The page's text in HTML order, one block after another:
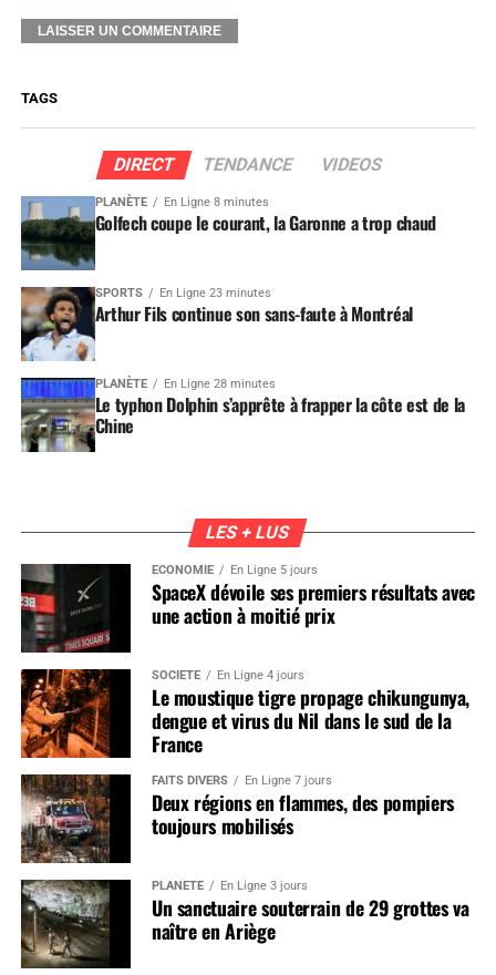
TAGS
DIRECT TENDANCE VIDEOS
PLANÈTE En Ligne 8 minutes
Golfech coupe le courant, la Garonne a trop chaud
SPORTS En Ligne 23 minutes
Arthur Fils continue son sans-faute à Montréal
PLANÈTE En Ligne 28 minutes
Le typhon Dolphin s’apprête à frapper la côte est de la
Chine
LES + LUS
ÉCONOMIE En Ligne 5 jours
SpaceX dévoile ses premiers résultats avec
une action à moitié prix
SOCIÉTÉ En Ligne 4 jours
Le moustique tigre propage chikungunya,
dengue et virus du Nil dans le sud de la
France
FAITS DIVERS En Ligne 7 jours
Deux régions en flammes, des pompiers
toujours mobilisés
PLANÈTE En Ligne 3 jours
Un sanctuaire souterrain de 29 grottes va
naître en Ariège